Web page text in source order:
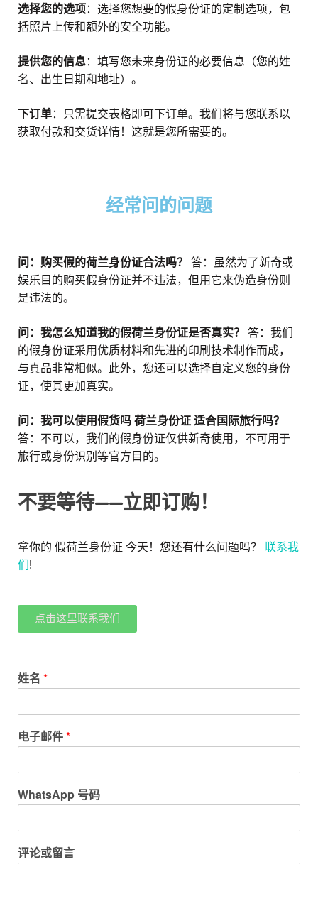
选择您的选项：选择您想要的假身份证的定制选项，包
括照片上传和额外的安全功能。
提供您的信息：填写您未来身份证的必要信息（您的姓
名、出生日期和地址）。
下订单：只需提交表格即可下订单。我们将与您联系以
获取付款和交货详情！这就是您所需要的。
经常问的问题
问：购买假的荷兰身份证合法吗？
答：虽然为了新奇或
娱乐目的购买假身份证并不违法，但用它来伪造身份则
是违法的。
问：我怎么知道我的假荷兰身份证是否真实？
答：我们
的假身份证采用优质材料和先进的印刷技术制作而成，
与真品非常相似。此外，您还可以选择自定义您的身份
证，使其更加真实。
问：我可以使用假货吗 荷兰身份证 适合国际旅行吗？
答：不可以，我们的假身份证仅供新奇使用，不可用于
旅行或身份识别等官方目的。
不要等待——立即订购！
拿你的 假荷兰身份证 今天！您还有什么问题吗？ 联系我
们 !
点击这里联系我们
姓名 *
电子邮件*
WhatsApp 号码
评论或留言